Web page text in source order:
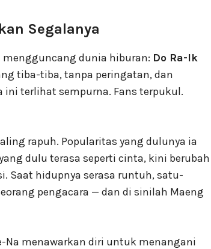
Segalanya
dunia hiburan: Do Ra-Ik
tiba-tiba, tanpa peringatan, dan
terlihat sempurna. Fans terpukul.
rapuh. Popularitas yang dulunya ia
dulu terasa seperti cinta, kini berubah
Saat hidupnya serasa runtuh, satu-
pengacara — dan di sinilah Maeng
Na menawarkan diri untuk menangani